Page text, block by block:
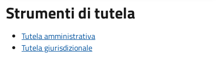
Strumenti di tutela
Tutela amministrativa
Tutela giurisdizionale